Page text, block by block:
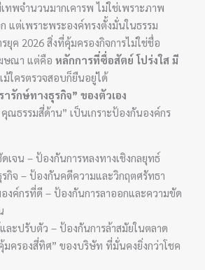
ทพจำนวนมากเคารพ ไม่ใช่เพราะภาพ
แต่เพราะพระองค์ทรงตั้งมั่นในธรรม
ยุค 2026 สิ่งที่คุ้มครองกิจการไม่ใช่ชื่อ
ษณา แต่คือหลักการที่ซื่อสัตย์ โปร่งใส มี
ม้ใครตรวจสอบก็ยืนอยู่ได้
ารักษ์ทางธุรกิจ” ของตัวเอง
คุณธรรมสี่ด้าน” เป็นเกราะป้องกันองค์กร
เจน – ป้องกันการหลงทางเชิงกลยุทธ์
รกิจ – ป้องกันคดีความและวิกฤตศรัทธา
งค์กรที่ดี – ป้องกันการลาออกและความขัด
และปรับตัว – ป้องกันการล้าสมัยในตลาด
มครองสี่ทิศ” ของบริษัท ที่มั่นคงยิ่งกว่าโชค